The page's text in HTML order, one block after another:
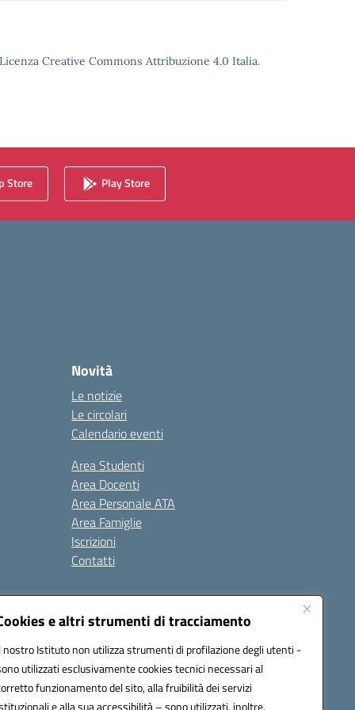
e altri strumenti di tracciamento
nostro Istituto non utilizza strumenti di profilazione degli utenti -
utilizzati esclusivamente cookies tecnici necessari al
funzionamento del sito, alla fruibilità dei servizi
e alla sua accessibilità – sono utilizzati, inoltre,
Creative Commons Attribuzione 4.0 Italia.
Store Play Store
Novità
Le notizie
Le circolari
Calendario eventi
Area Studenti
Area Docenti
Area Personale ATA
Area Famiglie
Iscrizioni
Contatti